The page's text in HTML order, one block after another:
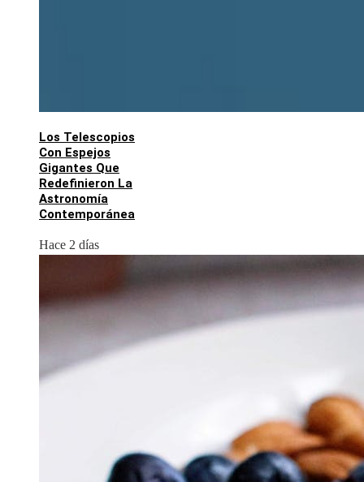
Los Telescopios
Con Espejos
Gigantes Que
Redefinieron La
Astronomía
Contemporánea
Hace 2 días